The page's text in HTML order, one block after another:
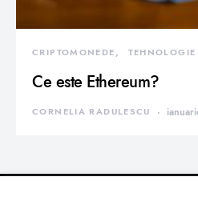
CRIPTOMONEDE TEHNOLOGIE
Ce este Ethereum?
CORNELIA RADULESCU